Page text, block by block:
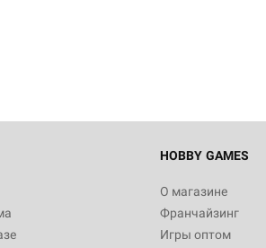
HOBBY GAMES
О магазине
Франчайзинг
Игры оптом
Белая смерть
12 990
Настольная